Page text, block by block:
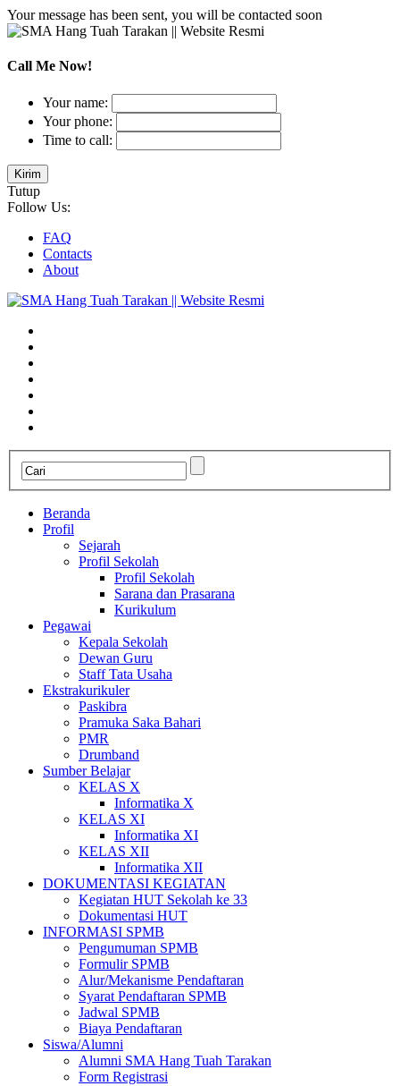
Your message has been sent, you will be contacted soon
Call Me Now!
Your name:
Your phone:
Time to call:
Tutup
Follow Us:
FAQ
Contacts
About
Beranda
Profil
Sejarah
Profil Sekolah
Profil Sekolah
Sarana dan Prasarana
Kurikulum
Pegawai
Kepala Sekolah
Dewan Guru
Staff Tata Usaha
Ekstrakurikuler
Paskibra
Pramuka Saka Bahari
PMR
Drumband
Sumber Belajar
KELAS X
Informatika X
KELAS XI
Informatika XI
KELAS XII
Informatika XII
DOKUMENTASI KEGIATAN
Kegiatan HUT Sekolah ke 33
Dokumentasi HUT
INFORMASI SPMB
Pengumuman SPMB
Formulir SPMB
Alur/Mekanisme Pendaftaran
Syarat Pendaftaran SPMB
Jadwal SPMB
Biaya Pendaftaran
Siswa/Alumni
Alumni SMA Hang Tuah Tarakan
Form Registrasi